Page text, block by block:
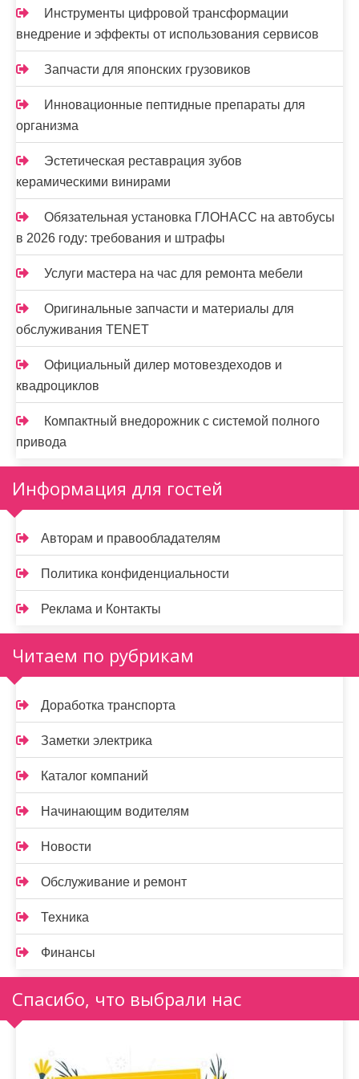
Инструменты цифровой трансформации
внедрение и эффекты от использования сервисов
Запчасти для японских грузовиков
Инновационные пептидные препараты для
организма
Эстетическая реставрация зубов
керамическими винирами
Обязательная установка ГЛОНАСС на автобусы
в 2026 году: требования и штрафы
Услуги мастера на час для ремонта мебели
Оригинальные запчасти и материалы для
обслуживания TENET
Официальный дилер мотовездеходов и
квадроциклов
Компактный внедорожник с системой полного
привода
Информация для гостей
Авторам и правообладателям
Политика конфиденциальности
Реклама и Контакты
Читаем по рубрикам
Доработка транспорта
Заметки электрика
Каталог компаний
Начинающим водителям
Новости
Обслуживание и ремонт
Техника
Финансы
Спасибо, что выбрали нас